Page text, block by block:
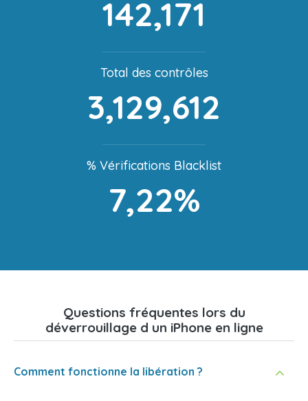
142,171
Total des contrôles
3,129,612
% Vérifications Blacklist
7,22%
Questions fréquentes lors du
déverrouillage d un iPhone en ligne
Comment fonctionne la libération ?